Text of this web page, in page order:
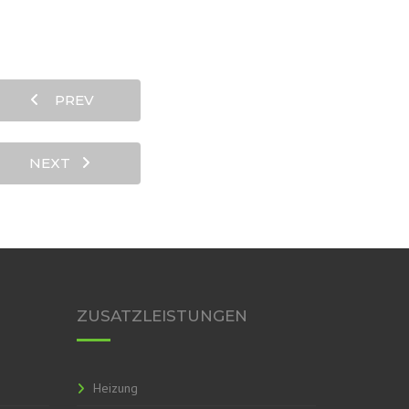
PREV
NEXT
ZUSATZLEISTUNGEN
Heizung